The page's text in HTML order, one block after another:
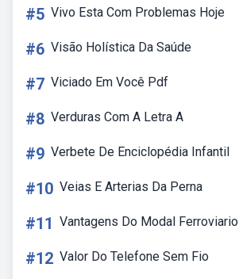
#5 Vivo Esta Com Problemas Hoje
#6 Visão Holística Da Saúde
#7 Viciado Em Você Pdf
#8 Verduras Com A Letra A
#9 Verbete De Enciclopédia Infantil
#10 Veias E Arterias Da Perna
#11 Vantagens Do Modal Ferroviario
#12 Valor Do Telefone Sem Fio